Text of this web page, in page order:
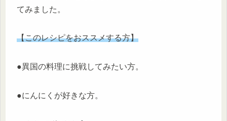
てみました。
【このレシピをおススメする方】
●異国の料理に挑戦してみたい方。
●にんにくが好きな方。